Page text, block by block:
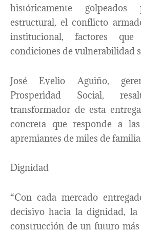
históricamente
estructural, el conflicto
institucional, factores
condiciones de vulnerabilidad
José Evelio Aguiño,
Prosperidad Social,
transformador de esta
concreta que responde a
apremiantes de miles de
Dignidad
“Con cada mercado
decisivo hacia la dignidad,
construcción de un futuro